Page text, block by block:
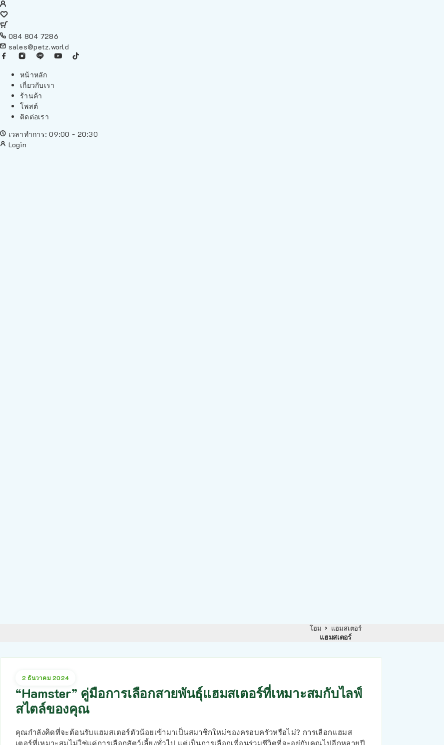
084 804 7286
sales@petz.world
หน้าหลัก
เกี่ยวกับเรา
ร้านค้า
โพสต์
ติดต่อเรา
เวลาทำการ: 09:00 - 20:30
Login
โฮม แฮมสเตอร์
แฮมสเตอร์
2 ธันวาคม 2024
“Hamster” คู่มือการเลือกสายพันธุ์แฮมสเตอร์ที่เหมาะสมกับไลฟ์
สไตล์ของคุณ
คุณกำลังคิดที่จะต้อนรับแฮมสเตอร์ตัวน้อยเข้ามาเป็นสมาชิกใหม่ของครอบครัวหรือไม่? การเลือกแฮมส
เตอร์ที่เหมาะสมไม่ใช่แค่การเลือกสัตว์เลี้ยงทั่วไป แต่เป็นการเลือกเพื่อนร่วมชีวิตที่จะอยู่กับคุณไปอีกหลายปี